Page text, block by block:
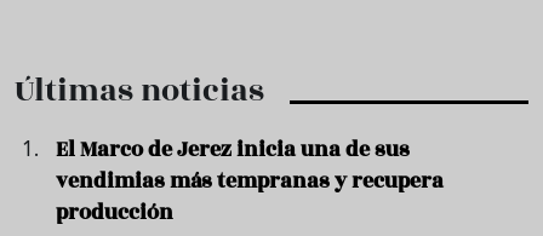
Últimas noticias
El Marco de Jerez inicia una de sus
vendimias más tempranas y recupera
producción